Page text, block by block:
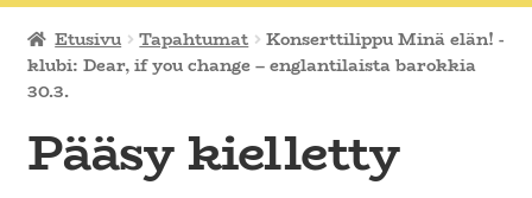
tason
Tapahtumat
Kerhot, leirit ja retket
Etusivu Tapahtumat
Konserttilippu Minä elän! -
klubi: Dear, if you change – englantilaista barokkia
30.3.
Pääsy kielletty